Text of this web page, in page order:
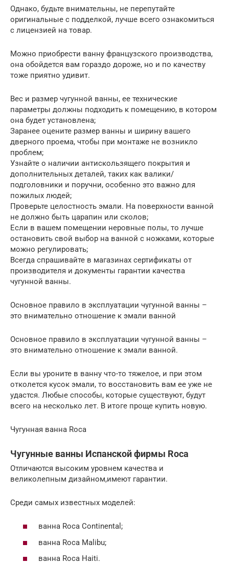
Однако, будьте внимательны, не перепутайте
оригинальные с подделкой, лучше всего ознакомиться
с лицензией на товар.
Можно приобрести ванну французского производства,
она обойдется вам гораздо дороже, но и по качеству
тоже приятно удивит.
Вес и размер чугунной ванны, ее технические
параметры должны подходить к помещению, в котором
она будет установлена;
Заранее оцените размер ванны и ширину вашего
дверного проема, чтобы при монтаже не возникло
проблем;
Узнайте о наличии антискользящего покрытия и
дополнительных деталей, таких как валики/
подголовники и поручни, особенно это важно для
пожилых людей;
Проверьте целостность эмали. На поверхности ванной
не должно быть царапин или сколов;
Если в вашем помещении неровные полы, то лучше
остановить свой выбор на ванной с ножками, которые
можно регулировать;
Всегда спрашивайте в магазинах сертификаты от
производителя и документы гарантии качества
чугунной ванны.
Основное правило в эксплуатации чугунной ванны –
это внимательно отношение к эмали ванной
Основное правило в эксплуатации чугунной ванны –
это внимательно отношение к эмали ванной.
Если вы уроните в ванну что-то тяжелое, и при этом
отколется кусок эмали, то восстановить вам ее уже не
удастся. Любые способы, которые существуют, будут
всего на несколько лет. В итоге проще купить новую.
Чугунная ванна Roca
Чугунные ванны Испанской фирмы Roca
Отличаются высоким уровнем качества и
великолепным дизайном,имеют гарантии.
Среди самых известных моделей:
ванна Roca Continental;
ванна Roca Malibu;
ванна Roca Haiti.